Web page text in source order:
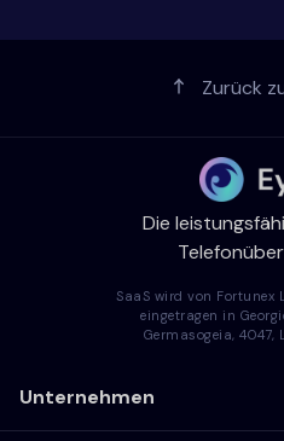
Zurück
Die
SaaS wird von Fortunex
eingetragen in
Germasogeia, 4047,
Unternehmen